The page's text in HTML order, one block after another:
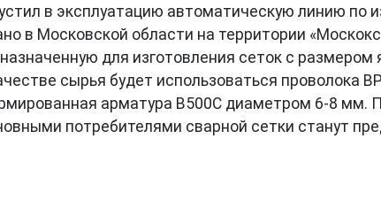
в эксплуатацию автоматическую линию
в Московской области на территории
для изготовления сеток с
сырья будет использоваться проволока
арматура В500С диаметром 6-8 мм.
потребителями сварной сетки станут